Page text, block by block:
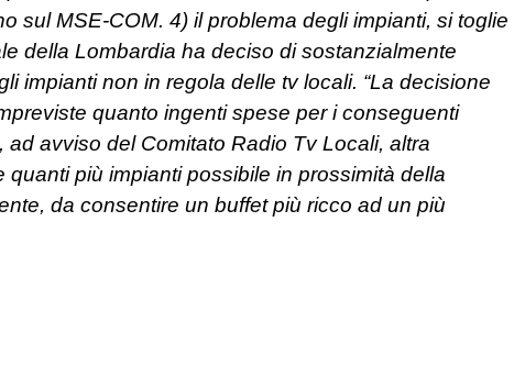
sul MSE-COM. 4) il problema degli impianti, si toglie
della Lombardia ha deciso di sostanzialmente
impianti non in regola delle tv locali. “La decisione
quanto ingenti spese per i conseguenti
avviso del Comitato Radio Tv Locali, altra
più impianti possibile in prossimità della
da consentire un buffet più ricco ad un più